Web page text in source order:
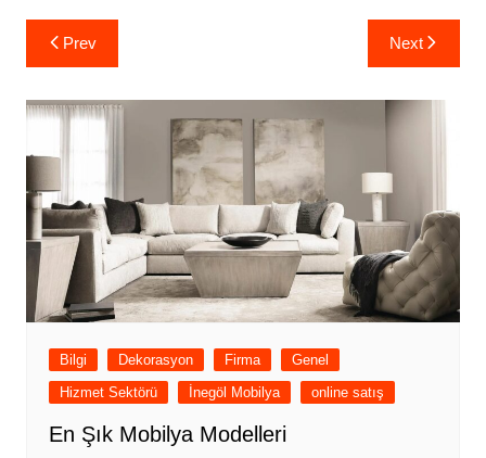
Yazı
gezinmesi
Prev Next
Bilgi Dekorasyon Firma
Genel
Hizmet Sektörü
İnegöl Mobilya online satış
En Şık Mobilya Modelleri